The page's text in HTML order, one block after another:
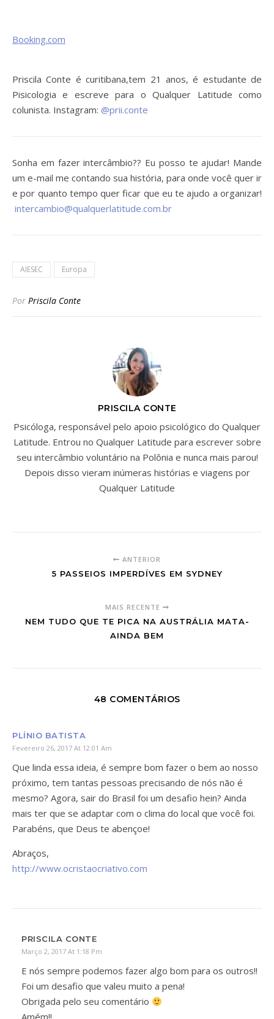
Booking.com
Priscila Conte é curitibana,tem 21 anos, é estudante de
Pisicologia e escreve para o Qualquer Latitude como
colunista. Instagram: @prii.conte
Sonha em fazer intercâmbio?? Eu posso te ajudar! Mande
um e-mail me contando sua história, para onde você quer ir
e por quanto tempo quer ficar que eu te ajudo a organizar!
intercambio@qualquerlatitude.com.br
AIESEC Europa
Por Priscila Conte
PRISCILA CONTE
Psicóloga, responsável pelo apoio psicológico do Qualquer
Latitude. Entrou no Qualquer Latitude para escrever sobre
seu intercâmbio voluntário na Polônia e nunca mais parou!
Depois disso vieram inúmeras histórias e viagens por
Qualquer Latitude
ANTERIOR
5 PASSEIOS IMPERDÍVES EM SYDNEY
MAIS RECENTE
NEM TUDO QUE TE PICA NA AUSTRÁLIA MATA-
AINDA BEM
48 COMENTÁRIOS
PLÍNIO BATISTA
Fevereiro 26, 2017 At 12:01 Am
Que linda essa ideia, é sempre bom fazer o bem ao nosso
próximo, tem tantas pessoas precisando de nós não é
mesmo? Agora, sair do Brasil foi um desafio hein? Ainda
mais ter que se adaptar com o clima do local que você foi.
Parabéns, que Deus te abençoe!
Abraços,
http://www.ocristaocriativo.com
PRISCILA CONTE
Março 2, 2017 At 1:18 Pm
E nós sempre podemos fazer algo bom para os outros!!
Foi um desafio que valeu muito a pena!
Obrigada pelo seu comentário
Amém!!